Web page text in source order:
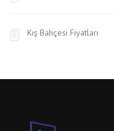
Kış Bahçesi Fiyatları